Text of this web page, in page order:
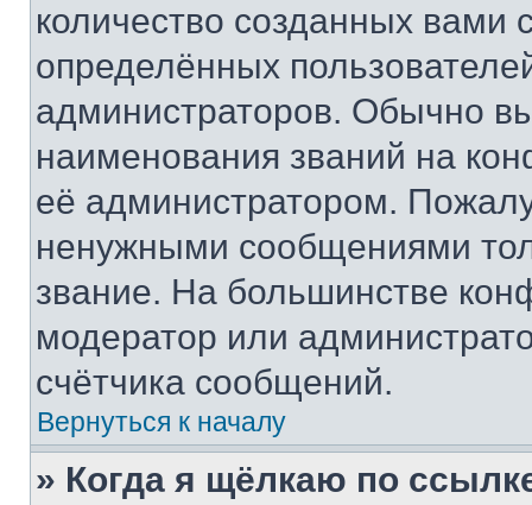
количество созданных
определённых
администраторов. Обычно
наименования званий на
её администратором.
ненужными сообщениями
звание. На большинстве
модератор или
счётчика сообщений.
Вернуться к началу
» Когда я щёлкаю по